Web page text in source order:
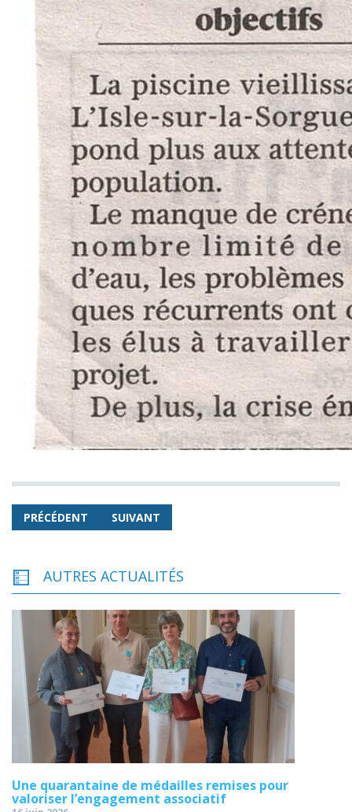
PRÉCÉDENT SUIVANT
AUTRES ACTUALITÉS
Une quarantaine de médailles remises pour
valoriser l’engagement associatif